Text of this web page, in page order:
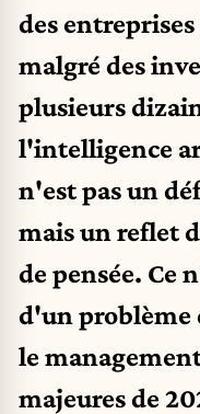
des
malgré des
plusieurs
l'intelligence
n'est pas un
mais un reflet
de pensée. Ce
d'un problème
le
majeures de